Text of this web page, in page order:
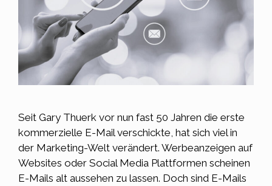
Seit Gary Thuerk vor nun fast 50 Jahren die erste
kommerzielle E-Mail verschickte, hat sich viel in
der Marketing-Welt verändert. Werbeanzeigen auf
Websites oder Social Media Plattformen scheinen
E-Mails alt aussehen zu lassen. Doch sind E-Mails